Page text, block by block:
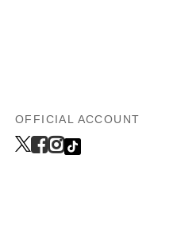
OFFICIAL ACCOUNT